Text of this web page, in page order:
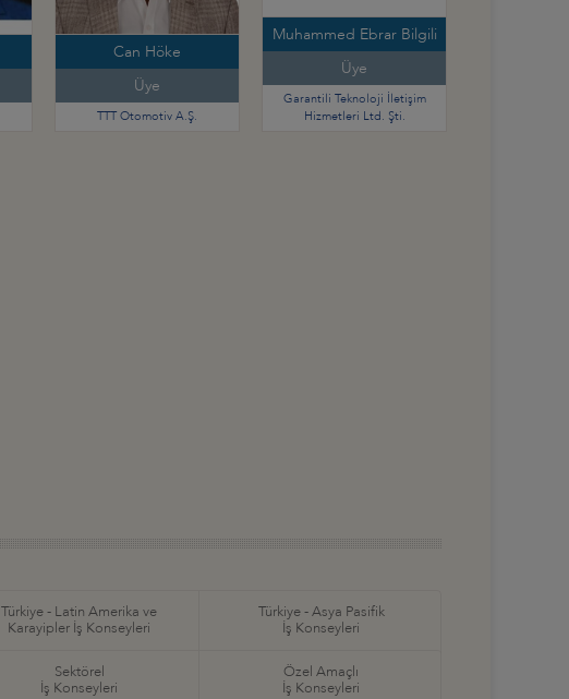
Can Höke
Üye
TTT Otomotiv A.Ş.
Muhammed Ebrar Bilgili
Üye
Garantili Teknoloji İletişim
Hizmetleri Ltd. Şti.
Türkiye - Latin Amerika ve
Karayipler İş Konseyleri
Türkiye - Asya Pasifik
İş Konseyleri
Sektörel
İş Konseyleri
Özel Amaçlı
İş Konseyleri